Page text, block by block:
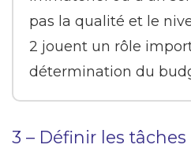
pas la qualité et le
2 jouent un rôle
détermination du
3 – Définir les